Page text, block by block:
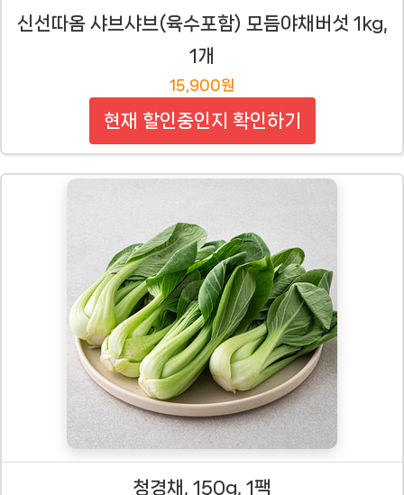
신선따옴 샤브샤브(육수포함) 모듬야채버섯 1kg,
1개
15,900원
현재 할인중인지 확인하기
청경채, 150g, 1팩